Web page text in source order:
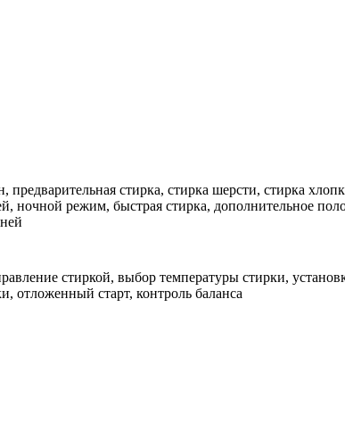
предварительная стирка, стирка шерсти, стирка
ночной режим, быстрая стирка, дополнительное
стиркой, выбор температуры стирки,
отложенный старт, контроль баланса